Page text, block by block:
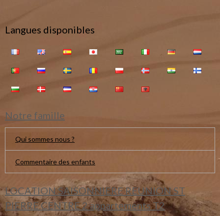
Langues disponibles
Notre famille
Qui sommes nous ?
Commentaire des enfants
LOCATION SAISONNIERE REUNION ST
PIERRE CENTRE 2 appartements T2